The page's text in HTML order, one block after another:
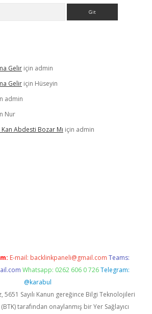
Gelir için admin
Gelir için Hüseyin
admin
Nur
Abdesti Bozar Mı için admin
E-mail: backlinkpaneli@gmail.com Teams:
Whatsapp: 0262 606 0 726 Telegram:
@karabul
5651 Sayılı Kanun gereğince Bilgi Teknolojileri
tarafından onaylanmış bir Yer Sağlayıcı